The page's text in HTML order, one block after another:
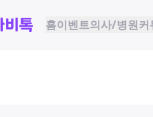
홈이벤트의사/병원커